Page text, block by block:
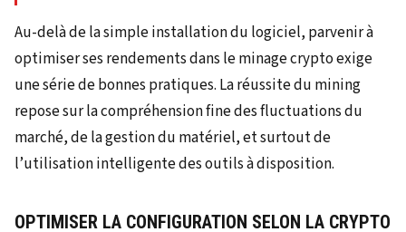
Au-delà de la simple installation du logiciel, parvenir à
optimiser ses rendements dans le minage crypto exige
une série de bonnes pratiques. La réussite du mining
repose sur la compréhension fine des fluctuations du
marché, de la gestion du matériel, et surtout de
l’utilisation intelligente des outils à disposition.
OPTIMISER LA CONFIGURATION SELON LA CRYPTO